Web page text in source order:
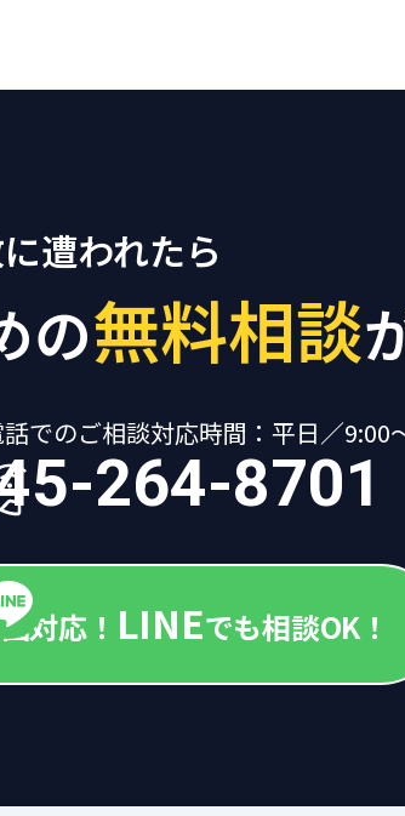
遭われたら
の無料相談
でのご相談対応時間：平日／9:00
264-8701
対応！ LINEでも相談OK！